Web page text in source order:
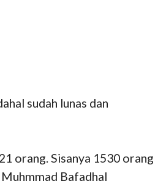
sudah lunas dan
orang. Sisanya 1530 orang
Bafadhal